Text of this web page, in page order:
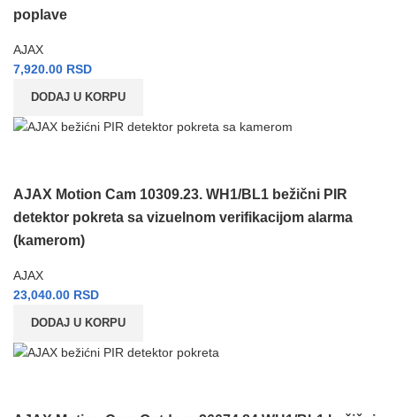
poplave
AJAX
7,920.00 RSD
DODAJ U KORPU
AJAX Motion Cam 10309.23. WH1/BL1 bežični PIR
detektor pokreta sa vizuelnom verifikacijom alarma
(kamerom)
AJAX
23,040.00 RSD
DODAJ U KORPU